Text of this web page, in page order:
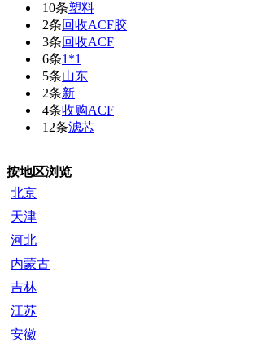
10条塑料
2条回收ACF胶
3条回收ACF
6条1*1
5条山东
2条新
4条收购ACF
12条滤芯
按地区浏览
北京
天津
河北
内蒙古
吉林
江苏
安徽